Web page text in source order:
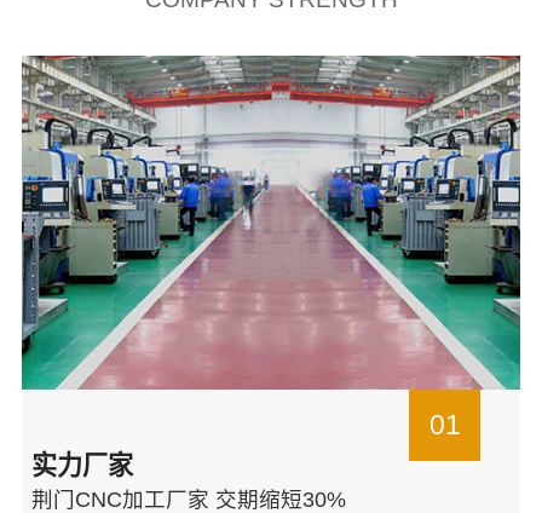
01
实力厂家
荆门CNC加工厂家 交期缩短30%